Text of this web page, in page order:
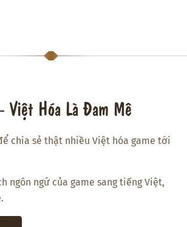
Hóa Là Đam Mê
chia sẻ thật nhiều Việt hóa game tới
ngôn ngữ của game sang tiếng Việt,